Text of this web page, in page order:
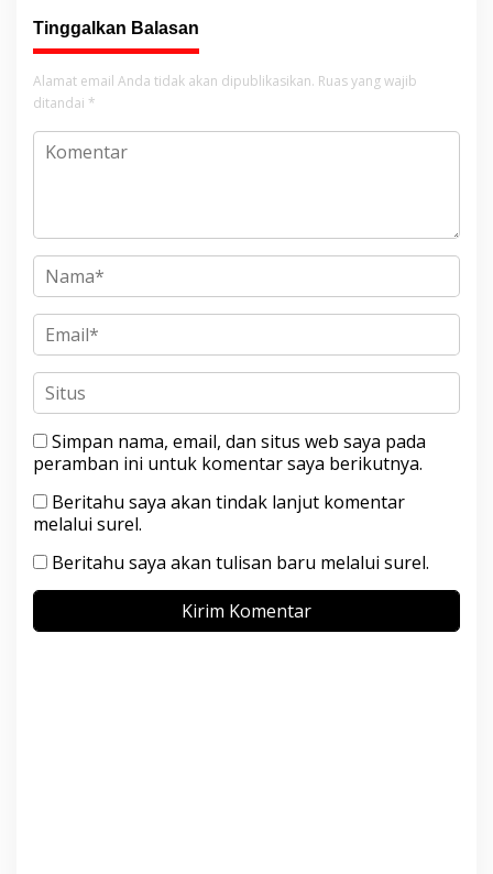
Tinggalkan Balasan
Alamat email Anda tidak akan dipublikasikan. Ruas yang wajib
ditandai *
Simpan nama, email, dan situs web saya pada
peramban ini untuk komentar saya berikutnya.
Beritahu saya akan tindak lanjut komentar
melalui surel.
Beritahu saya akan tulisan baru melalui surel.